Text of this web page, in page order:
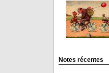
Notes récentes